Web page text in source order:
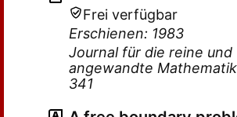
Frei verfügbar
Erschienen: 1983
Journal für die reine und
angewandte
341